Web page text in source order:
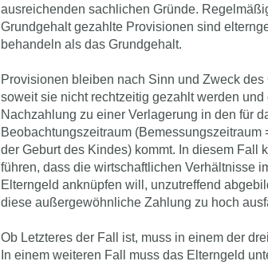
ausreichenden sachlichen Gründe.
Grundgehalt gezahlte Provisionen sind
behandeln als das Grundgehalt.
Provisionen bleiben nach Sinn und Zweck
soweit sie nicht rechtzeitig gezahlt werden und
Nachzahlung zu einer Ver­lagerung in den für
Beobachtungszeitraum (Bemessungszeitraum
der Geburt des Kindes) kommt. In diesem Fall
führen, dass die wirtschaftlichen Verhältnisse
Elterngeld anknüpfen will, unzutreffend
diese außergewöhnliche Zahlung zu hoch
Ob Letzteres der Fall ist, muss in einem der
In einem weiteren Fall muss das Elterngeld